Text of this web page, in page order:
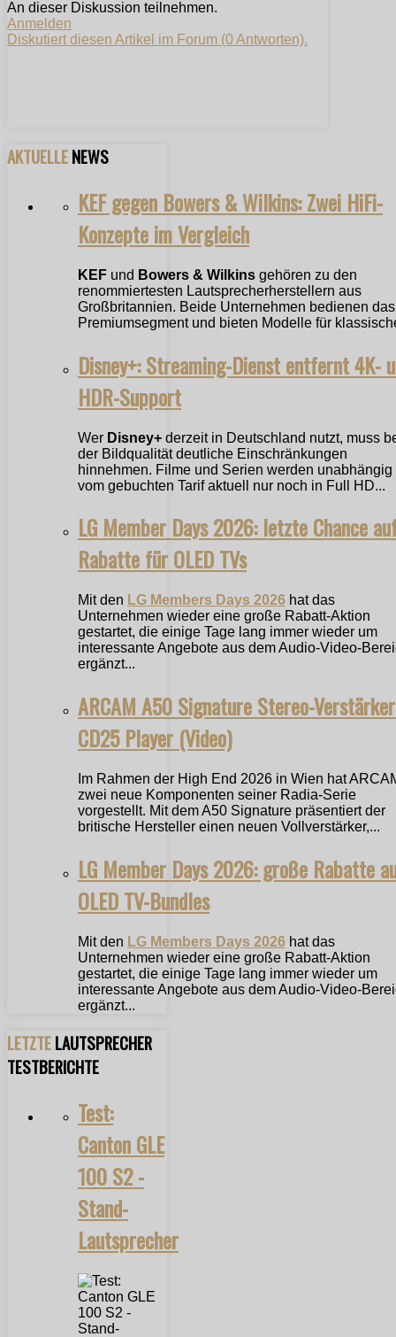
An dieser Diskussion teilnehmen.
Anmelden
Diskutiert diesen Artikel im Forum (0 Antworten).
AKTUELLENEWS
KEF gegen Bowers & Wilkins: Zwei HiFi-
Konzepte im Vergleich
KEF und Bowers & Wilkins gehören zu den
renommiertesten Lautsprecherherstellern aus
Großbritannien. Beide Unternehmen bedienen das
Premiumsegment und bieten Modelle für
Disney+: Streaming-Dienst entfernt 4K-
HDR-Support
Wer Disney+ derzeit in Deutschland nutzt, muss
der Bildqualität deutliche Einschränkungen
hinnehmen. Filme und Serien werden unabhängig
vom gebuchten Tarif aktuell nur noch in Full HD...
LG Member Days 2026: letzte Chance
Rabatte für OLED TVs
Mit den LG Members Days 2026 hat das
Unternehmen wieder eine große Rabatt-Aktion
gestartet, die einige Tage lang immer wieder um
interessante Angebote aus dem Audio-Video-
ergänzt...
ARCAM A50 Signature Stereo-
CD25 Player (Video)
Im Rahmen der High End 2026 in Wien hat
zwei neue Komponenten seiner Radia-Serie
vorgestellt. Mit dem A50 Signature präsentiert der
britische Hersteller einen neuen Vollverstärker,...
LG Member Days 2026: große Rabatte
OLED TV-Bundles
Mit den LG Members Days 2026 hat das
Unternehmen wieder eine große Rabatt-Aktion
gestartet, die einige Tage lang immer wieder um
interessante Angebote aus dem Audio-Video-
ergänzt...
LETZTELAUTSPRECHER
TESTBERICHTE
Test:
Canton GLE
100 S2 -
Stand-
Lautsprecher